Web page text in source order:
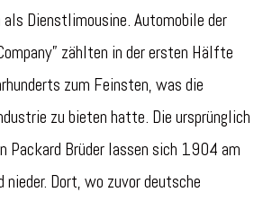
Dienstlimousine. Automobile der
zählten in der ersten Hälfte
zum Feinsten, was die
zu bieten hatte. Die ursprünglich
Packard Brüder lassen sich 1904 am
nieder. Dort, wo zuvor deutsche